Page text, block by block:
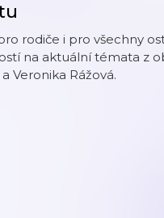
rodiče i pro všechny
na aktuální témata z
Veronika Rážová.